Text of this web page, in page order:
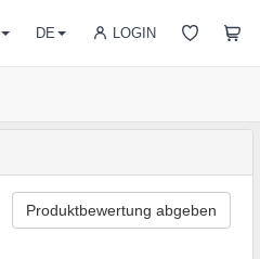
LOGIN
DE
Produktbewertung abgeben